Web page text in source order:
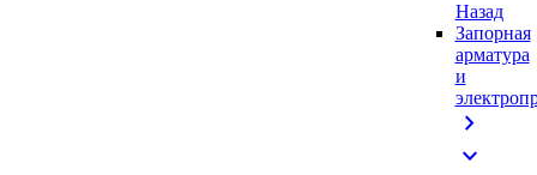
Назад
Запорная
арматура
и
chevron_right
expand_more